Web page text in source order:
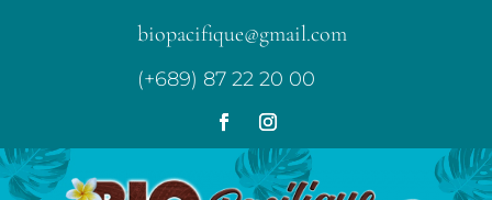
biopacifique@gmail.com
(+689) 87 22 20 00